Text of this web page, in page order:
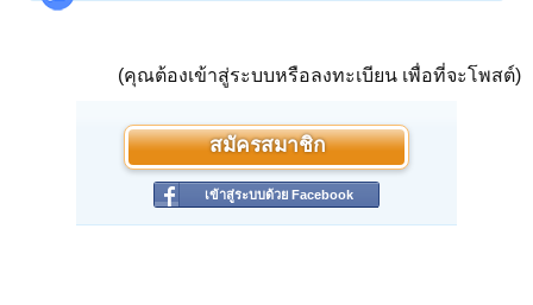
(คุณต้องเข้าสู่ระบบหรือลงทะเบียน เพื่อที่จะโพสต์)
สมัครสมาชิก
เข้าสู่ระบบด้วย Facebook